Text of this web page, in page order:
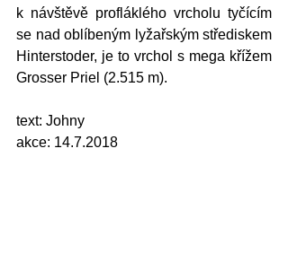
k návštěvě profláklého vrcholu tyčícím
se nad oblíbeným lyžařským střediskem
Hinterstoder, je to vrchol s mega křížem
Grosser Priel (2.515 m).
text: Johny
akce: 14.7.2018